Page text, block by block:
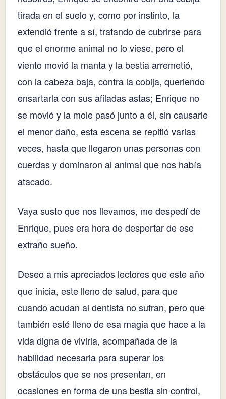
tirada en el suelo y, como por instinto, la
extendió frente a sí, tratando de cubrirse para
que el enorme animal no lo viese, pero el
viento movió la manta y la bestia arremetió,
con la cabeza baja, contra la cobija, queriendo
ensartarla con sus afiladas astas; Enrique no
se movió y la mole pasó junto a él, sin causarle
el menor daño, esta escena se repitió varias
veces, hasta que llegaron unas personas con
cuerdas y dominaron al animal que nos había
atacado.
Vaya susto que nos llevamos, me despedí de
Enrique, pues era hora de despertar de ese
extraño sueño.
Deseo a mis apreciados lectores que este año
que inicia, este lleno de salud, para que
cuando acudan al dentista no sufran, pero que
también esté lleno de esa magia que hace a la
vida digna de vivirla, acompañada de la
habilidad necesaria para superar los
obstáculos que se nos presentan, en
ocasiones en forma de una bestia sin control,